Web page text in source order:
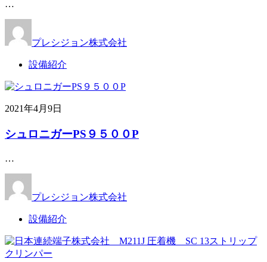
…
プレシジョン株式会社
設備紹介
2021年4月9日
シュロニガーPS９５００P
…
プレシジョン株式会社
設備紹介